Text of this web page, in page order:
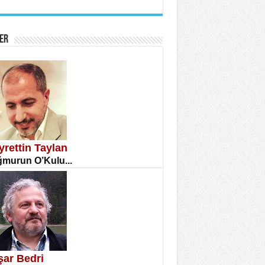
ÜMİT ÇETİNKAYA
DİLEK ARSLAN
Günü Mahkemesi...
Taylan
O’Kulu...
Bedri